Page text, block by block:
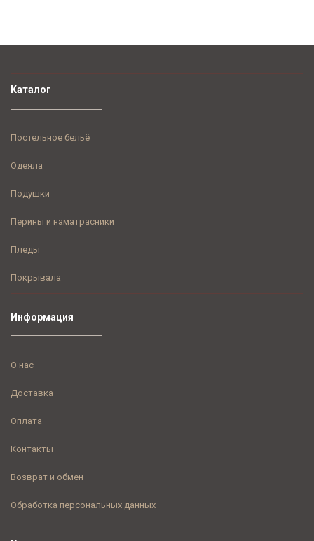
Каталог
Постельное бельё
Одеяла
Подушки
Перины и наматрасники
Пледы
Покрывала
Информация
О нас
Доставка
Оплата
Контакты
Возврат и обмен
Обработка персональных данных